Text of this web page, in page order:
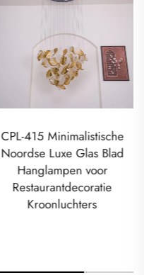
CPL-415 Minimalistische
Noordse Luxe Glas Blad
Hanglampen voor
Restaurantdecoratie
Kroonluchters